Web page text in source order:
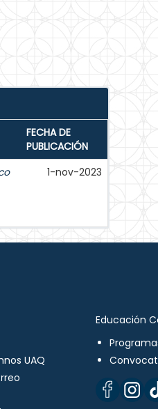
FECHA DE
PUBLICACIÓN
1-nov-2023
UAQ
Educación